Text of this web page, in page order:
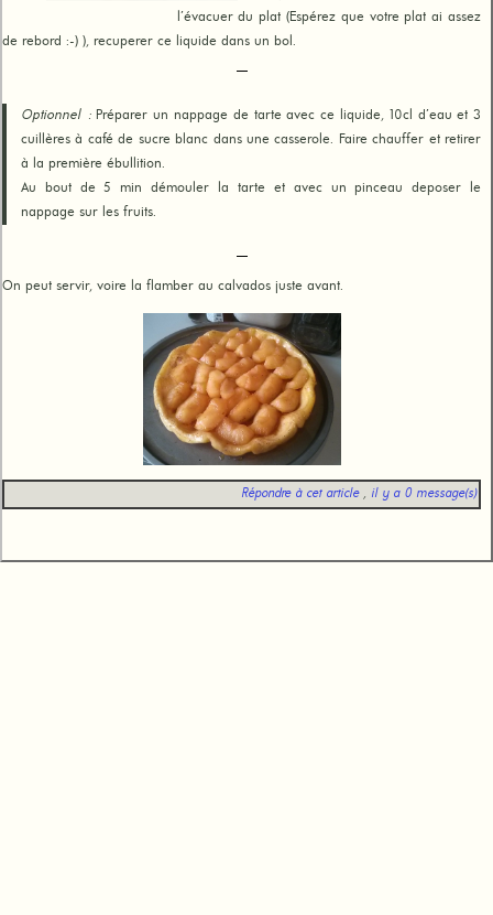
l’évacuer du plat (Espérez que votre plat ai assez
de rebord :-) ), recuperer ce liquide dans un bol.
Optionnel : Préparer un nappage de tarte avec ce liquide, 10cl d’eau et 3
cuillères à café de sucre blanc dans une casserole. Faire chauffer et retirer
à la première ébullition.
Au bout de 5 min démouler la tarte et avec un pinceau deposer le
nappage sur les fruits.
On peut servir, voire la flamber au calvados juste avant.
Répondre à cet article , il y a 0 message(s)